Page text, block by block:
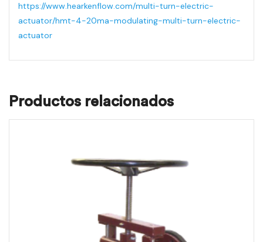
https://www.hearkenflow.com/multi-turn-electric-
actuator/hmt-4-20ma-modulating-multi-turn-electric-
actuator
Productos relacionados